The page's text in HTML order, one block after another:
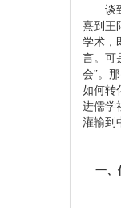
谈到
熹到王
学术，
言。可
会”。
如何转
进儒学
灌输到
一、